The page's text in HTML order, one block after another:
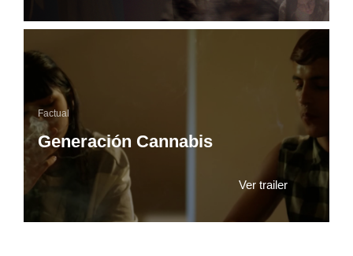
Generación Cannabis
Factual
Ver trailer